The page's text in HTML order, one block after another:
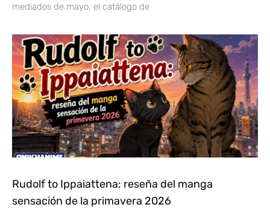
mediados de mayo, el catálogo de
Rudolf to Ippaiattena: reseña del manga
sensación de la primavera 2026